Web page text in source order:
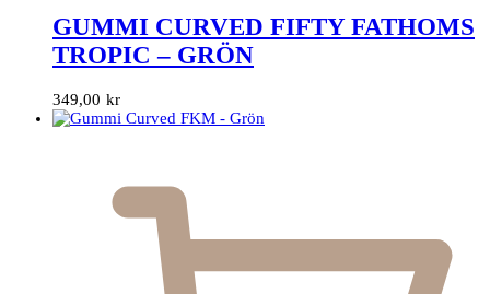
GUMMI CURVED FIFTY FATHOMS
TROPIC – GRÖN
349,00 kr